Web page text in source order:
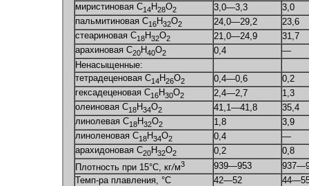
миристиновая С14Н28О2 3,0—3,3
3,0
пальмитиновая С16Н32О2 24,0—29,2
23,6
стеариновая С18Н32О2 21,0—24,9
31,7
арахиновая С20Н40О2 0,4
—
Ненасыщенные:
тетрадеценовая С14Н26О2 0,4—0,6
0,2
гексадеценовая С16Н30О2 2,4—2,7
1,3
олеиновая С18Н34О2 41,1—41,8
35,4
линолевая С18Н32О2 1,8
3,9
линоленовая С18Н34О2 0,4
—
арахидоновая С20Н32О2 0,2
0,8
Плотность при 15°С, кг/м3 939—953
Темп-ра плавления, °С
42—52